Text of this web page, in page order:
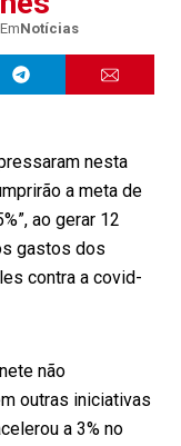
EmNotícias
nesta
a meta de
ao gerar 12
gastos dos
contra a covid-
não
outras iniciativas
a 3% no